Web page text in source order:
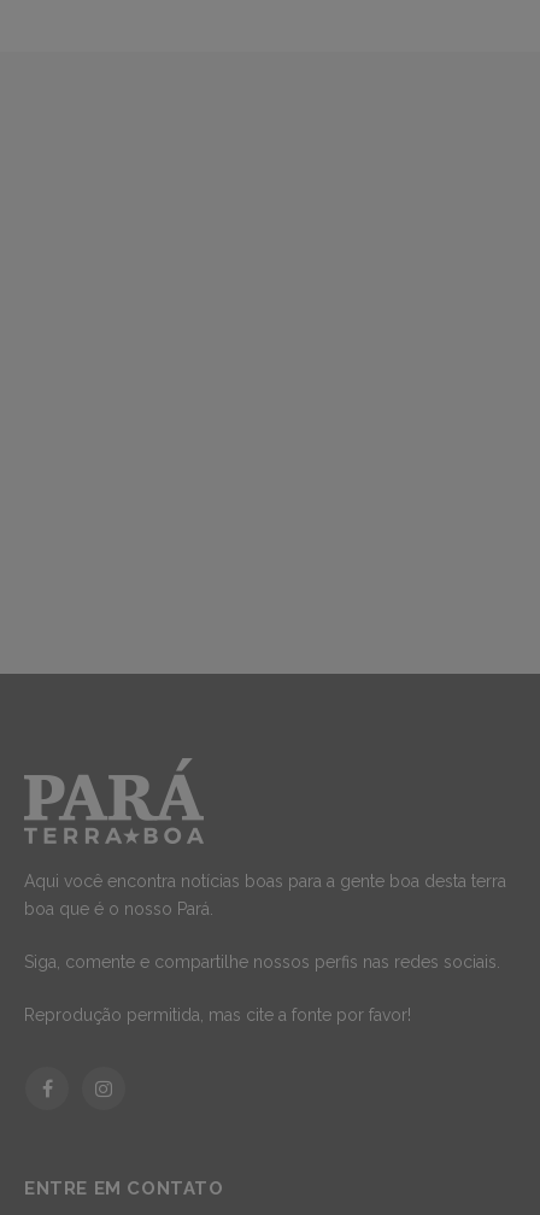
Aqui você encontra notícias boas para a gente boa desta terra
boa que é o nosso Pará.
Siga, comente e compartilhe nossos perfis nas redes sociais.
Reprodução permitida, mas cite a fonte por favor!
FacebookInstagram
ENTRE EM CONTATO